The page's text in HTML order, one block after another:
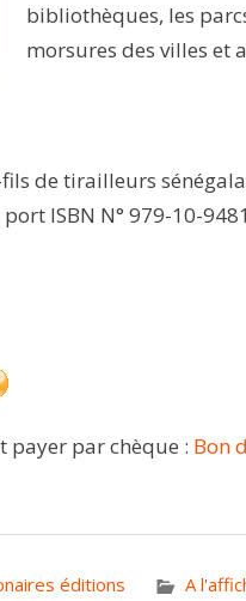
bibliothèques, les
morsures des villes et
de tirailleurs
port ISBN N° 979-10-
payer par chèque : Bon
éditions A